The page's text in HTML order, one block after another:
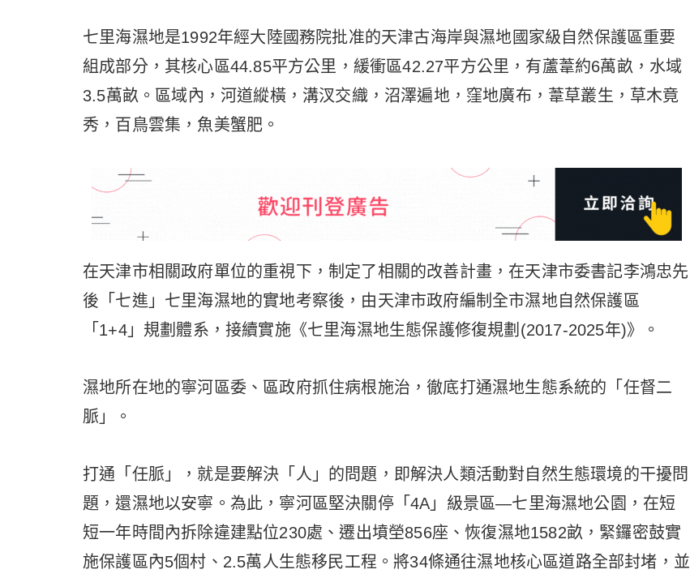
七里海濕地是1992年經大陸國務院批准的天津古海岸與濕地國家級自然保護區重要
組成部分，其核心區44.85平方公里，緩衝區42.27平方公里，有蘆葦約6萬畝，水域
3.5萬畝。區域內，河道縱橫，溝汊交織，沼澤遍地，窪地廣布，葦草叢生，草木竟
秀，百鳥雲集，魚美蟹肥。
在天津市相關政府單位的重視下，制定了相關的改善計畫，在天津市委書記李鴻忠先
後「七進」七里海濕地的實地考察後，由天津市政府編制全市濕地自然保護區
「1+4」規劃體系，接續實施《七里海濕地生態保護修復規劃(2017-2025年)》。
濕地所在地的寧河區委、區政府抓住病根施治，徹底打通濕地生態系統的「任督二
脈」。
打通「任脈」，就是要解決「人」的問題，即解決人類活動對自然生態環境的干擾問
題，還濕地以安寧。為此，寧河區堅決關停「4A」級景區—七里海濕地公園，在短
短一年時間內拆除違建點位230處、遷出墳塋856座、恢復濕地1582畝，緊鑼密鼓實
施保護區內5個村、2.5萬人生態移民工程。將34條通往濕地核心區道路全部封堵，並